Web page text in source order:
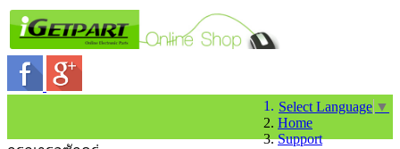
Select Language ▼
Home
Support